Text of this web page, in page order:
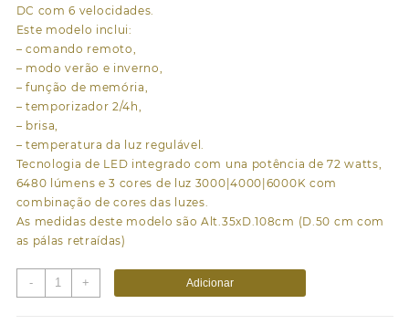
DC com 6 velocidades.
Este modelo inclui:
– comando remoto,
– modo verão e inverno,
– função de memória,
– temporizador 2/4h,
– brisa,
– temperatura da luz regulável.
Tecnologia de LED integrado com una potência de 72 watts,
6480 lúmens e 3 cores de luz 3000|4000|6000K com
combinação de cores das luzes.
As medidas deste modelo são Alt.35xD.108cm (D.50 cm com
as pálas retraídas)
-
Quantidade
de
+ Adicionar